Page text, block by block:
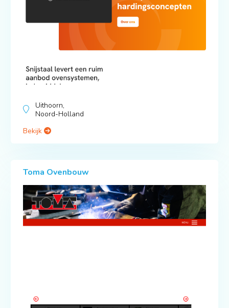
Uithoorn,
Noord-Holland
Bekijk
Toma Ovenbouw